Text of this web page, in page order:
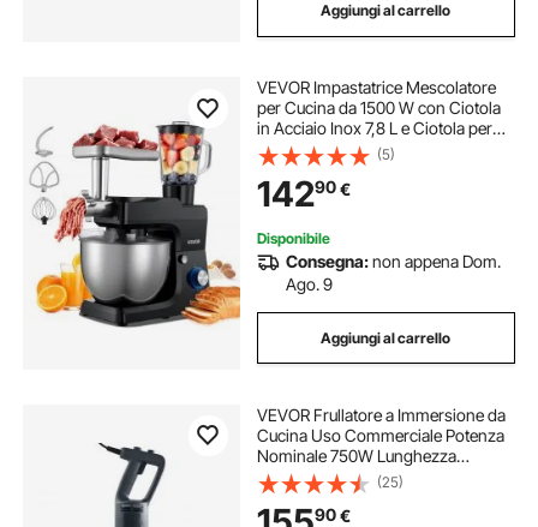
Aggiungi al carrello
VEVOR Impastatrice Mescolatore
per Cucina da 1500 W con Ciotola
in Acciaio Inox 7,8 L e Ciotola per
Mescolare 1,5 L, Impastatrice con 6
Velocità e Gancio per Impastare,
Frusta e Sbattitore
(5)
14290€
Disponibile
Consegna:non appena Dom.
Ago. 9
Aggiungi al carrello
VEVOR Frullatore a Immersione da
Cucina Uso Commerciale Potenza
Nominale 750W Lunghezza
660mm Velocità Regolabile,
Frullatore Tritatutto da Cucina
Commerciale per Zuppe Salsa
(25)
90€